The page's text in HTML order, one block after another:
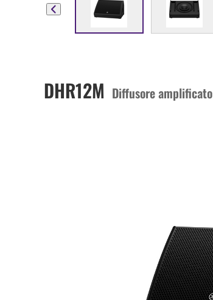
DHR12M Diffusore amplificato